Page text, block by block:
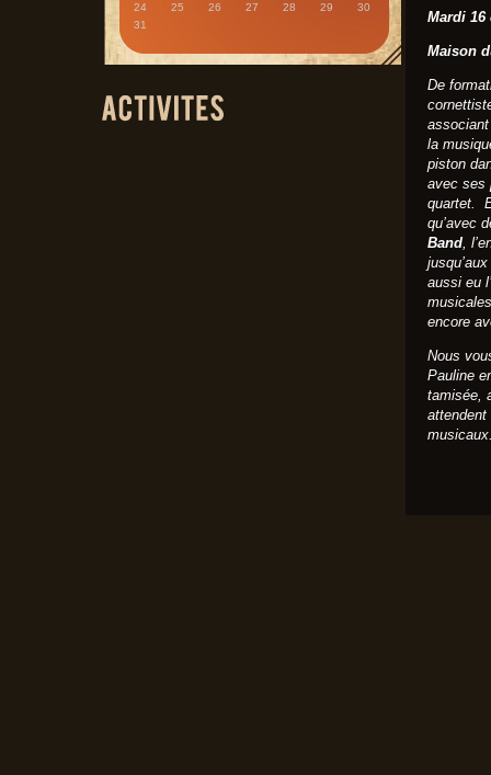
24
25 26 27 28 29
30
31
Mardi 16
Maison
De
la
piston
avec ses
quartet.
qu’avec
Band,
aussi eu
encore
Nous
Pauline
tamisée,
attendent